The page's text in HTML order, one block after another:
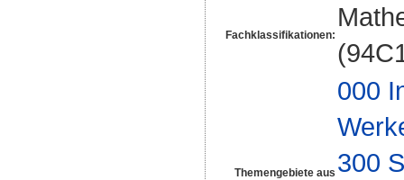
Fachklassifikationen:
Themengebiete aus
000
300